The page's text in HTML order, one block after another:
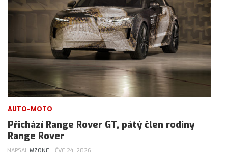
AUTO-MOTO
Přichází Range Rover GT, pátý člen rodiny
Range Rover
NAPSAL MZONE ČVC 24, 2026